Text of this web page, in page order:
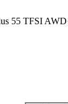
55 TFSI AWD